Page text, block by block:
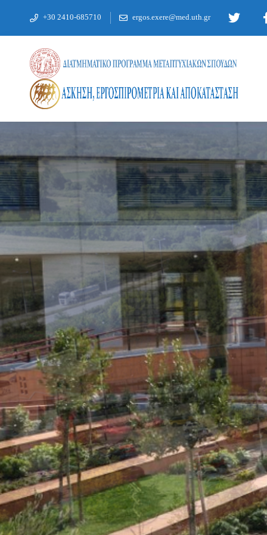
+30 2410-685710 ergos.exere@med.uth.gr
Οδηγός Σπουδών
Τα μαθήματα του μεταπτυχιακού μας
Πληροφορίες